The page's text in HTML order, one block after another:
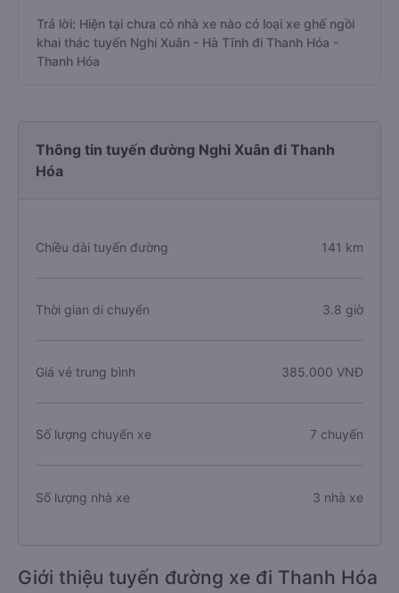
Trả lời: Hiện tại chưa có nhà xe nào có loại xe ghế ngồi
khai thác tuyến Nghi Xuân - Hà Tĩnh đi Thanh Hóa -
Thanh Hóa
Thông tin tuyến đường Nghi Xuân đi Thanh
Hóa
Chiều dài tuyến đường 141 km
Thời gian di chuyển 3.8 giờ
Giá vé trung bình 385.000 VNĐ
Số lượng chuyến xe 7 chuyến
Số lượng nhà xe 3 nhà xe
Giới thiệu tuyến đường xe đi Thanh Hóa